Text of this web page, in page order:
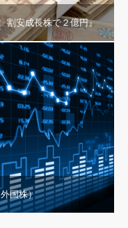
割安成長株で２億円』
国株）